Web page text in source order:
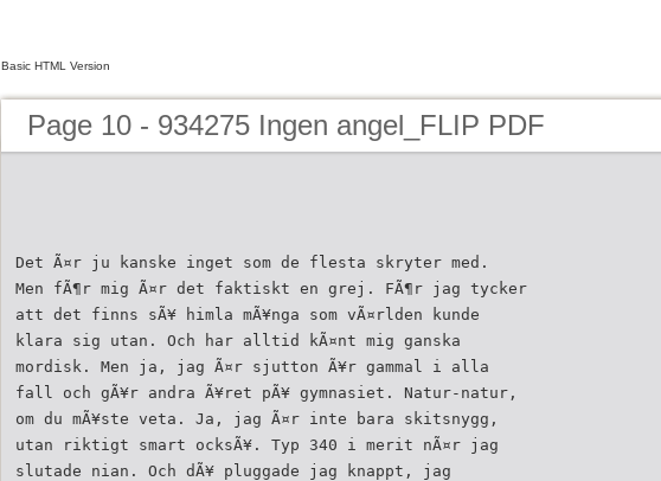
Basic HTML Version
Page 10 - 934275 Ingen angel_FLIP PDF
Det Ã¤r ju kanske inget som de flesta skryter med.
Men fÃ¶r mig Ã¤r det faktiskt en grej. FÃ¶r jag tycker
att det finns sÃ¥ himla mÃ¥nga som vÃ¤rlden kunde
klara sig utan. Och har alltid kÃ¤nt mig ganska
mordisk. Men ja, jag Ã¤r sjutton Ã¥r gammal i alla
fall och gÃ¥r andra Ã¥ret pÃ¥ gymnasiet. Natur-natur,
om du mÃ¥ste veta. Ja, jag Ã¤r inte bara skitsnygg,
utan riktigt smart ocksÃ¥. Typ 340 i merit nÃ¤r jag
slutade nian. Och dÃ¥ pluggade jag knappt, jag